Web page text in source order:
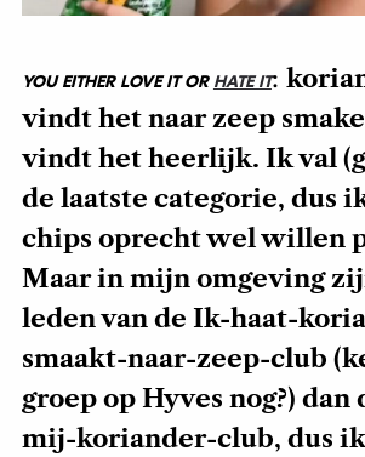
YOU EITHER LOVE IT OR HATE IT:
vindt het naar zeep
vindt het heerlijk. Ik val
de laatste categorie, dus
chips oprecht wel willen
Maar in mijn omgeving
leden van de Ik-haat-
smaakt-naar-zeep-club
groep op Hyves nog?) dan
mij-koriander-club, dus ik